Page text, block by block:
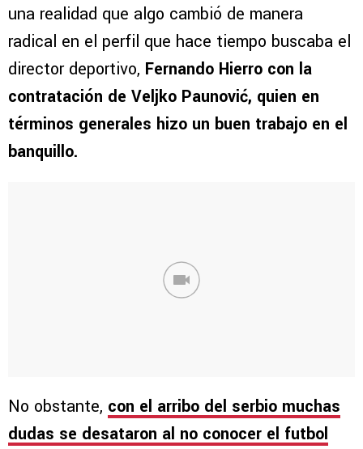
una realidad que algo cambió de manera
radical en el perfil que hace tiempo buscaba el
director deportivo, Fernando Hierro con la
contratación de Veljko Paunović, quien en
términos generales hizo un buen trabajo en el
banquillo.
No obstante, con el arribo del serbio muchas
dudas se desataron al no conocer el futbol